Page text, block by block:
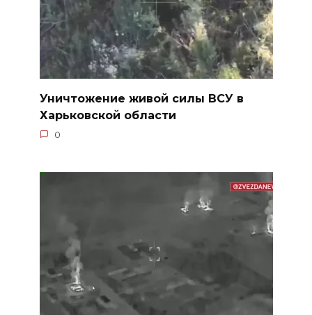
Уничтожение живой силы ВСУ в
Харьковской области
0